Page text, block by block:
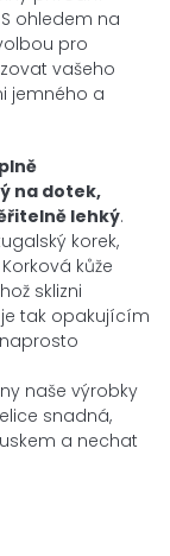
ohledem na
pro
vašeho
jemného a
na dotek,
lehký.
korek,
kůže
sklizni
tak opakujícím
naše výrobky
snadná,
a nechat